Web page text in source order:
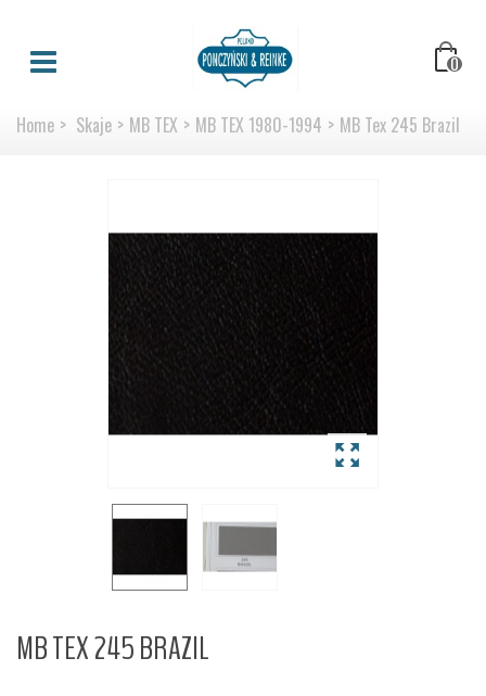
0
Home > Skaje > MB TEX > MB TEX 1980-1994 > MB Tex 245 Brazil
MB TEX 245 BRAZIL